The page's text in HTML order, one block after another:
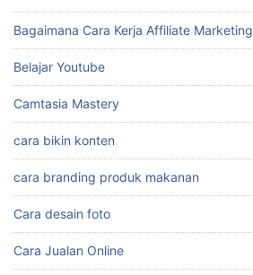
Bagaimana Cara Kerja Affiliate Marketing
Belajar Youtube
Camtasia Mastery
cara bikin konten
cara branding produk makanan
Cara desain foto
Cara Jualan Online